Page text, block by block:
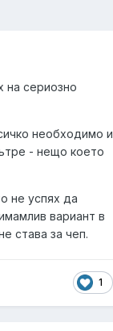
на сериозно
необходимо и
- нещо което
не успях да
вариант в
става за чеп.
1